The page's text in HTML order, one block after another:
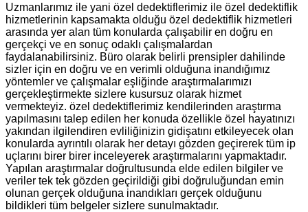
Uzmanlarımız ile yani özel dedektiflerimiz ile özel dedektiflik
hizmetlerinin kapsamakta olduğu özel dedektiflik hizmetleri
arasında yer alan tüm konularda çalışabilir en doğru en
gerçekçi ve en sonuç odaklı çalışmalardan
faydalanabilirsiniz. Büro olarak belirli prensipler dahilinde
sizler için en doğru ve en verimli olduğuna inandığımız
yöntemler ve çalışmalar eşliğinde araştırmalarımızı
gerçekleştirmekte sizlere kusursuz olarak hizmet
vermekteyiz. özel dedektiflerimiz kendilerinden araştırma
yapılmasını talep edilen her konuda özellikle özel hayatınızı
yakından ilgilendiren evliliğinizin gidişatını etkileyecek olan
konularda ayrıntılı olarak her detayı gözden geçirerek tüm ip
uçlarını birer birer inceleyerek araştırmalarını yapmaktadır.
Yapılan araştırmalar doğrultusunda elde edilen bilgiler ve
veriler tek tek gözden geçirildiği gibi doğruluğundan emin
olunan gerçek olduğuna inandıkları gerçek olduğunu
bildikleri tüm belgeler sizlere sunulmaktadır.